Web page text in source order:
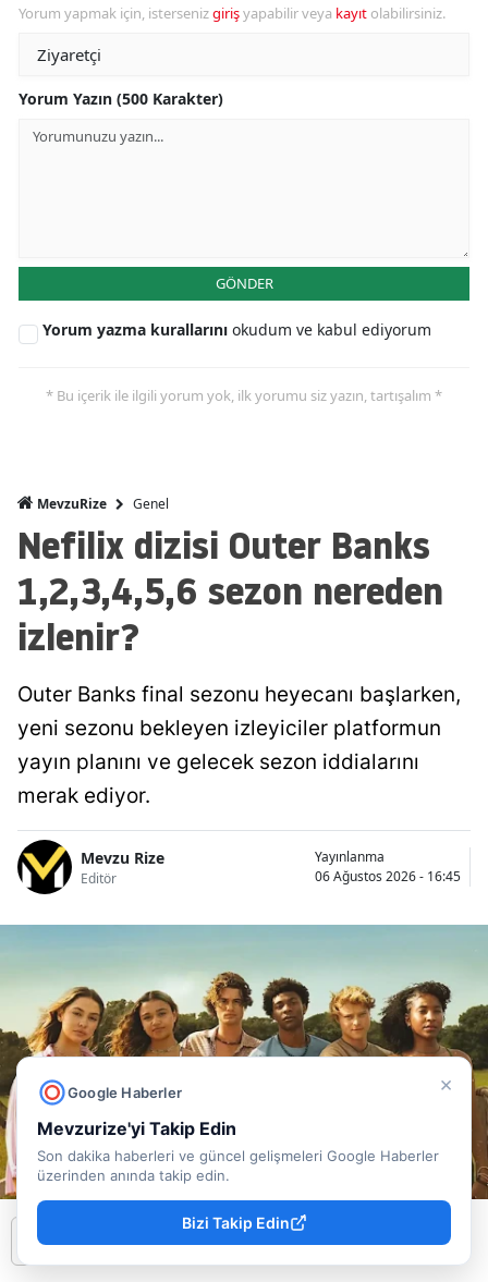
×
Google Haberler
Mevzurize'yi Takip Edin
Son dakika haberleri ve güncel gelişmeleri Google Haberler
üzerinden anında takip edin.
Bizi Takip Edin
Yorum yapmak için, istersenizgirişyapabilir veya kayıt olabilirsiniz.
Yorum Yazın (500 Karakter)
GÖNDER
Yorum yazma kurallarını okudum ve kabul ediyorum
* Bu içerik ile ilgili yorum yok, ilk yorumu siz yazın, tartışalım *
MevzuRize Genel
Nefilix dizisi Outer Banks
1,2,3,4,5,6 sezon nereden
izlenir?
Outer Banks final sezonu heyecanı başlarken,
yeni sezonu bekleyen izleyiciler platformun
yayın planını ve gelecek sezon iddialarını
merak ediyor.
Mevzu Rize
Editör
Yayınlanma
06 Ağustos 2026 - 16:45